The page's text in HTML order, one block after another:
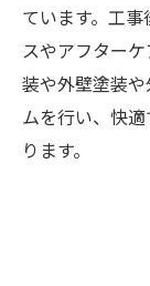
ています。工
スやアフター
装や外壁塗装
ムを行い、快
ります。